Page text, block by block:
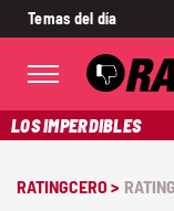
Temas del día
LOS IMPERDIBLES
RATINGCERO >